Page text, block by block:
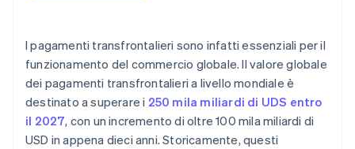
I pagamenti transfrontalieri sono infatti essenziali per il
funzionamento del commercio globale. Il valore globale
dei pagamenti transfrontalieri a livello mondiale è
destinato a superare i 250 mila miliardi di UDS entro
il 2027, con un incremento di oltre 100 mila miliardi di
USD in appena dieci anni. Storicamente, questi